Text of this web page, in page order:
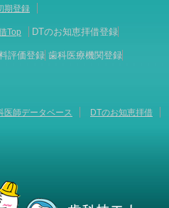
期登録
Top DTのお知恵拝借登録
評価登録 歯科医療機関登録
医師データベース DTのお知恵拝借